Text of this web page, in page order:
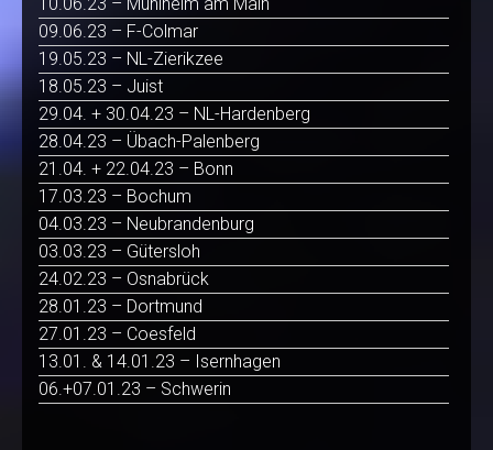
10.06.23 – Mühlheim am Main
09.06.23 – F-Colmar
19.05.23 – NL-Zierikzee
18.05.23 – Juist
29.04. + 30.04.23 – NL-Hardenberg
28.04.23 – Übach-Palenberg
21.04. + 22.04.23 – Bonn
17.03.23 – Bochum
04.03.23 – Neubrandenburg
03.03.23 – Gütersloh
24.02.23 – Osnabrück
28.01.23 – Dortmund
27.01.23 – Coesfeld
13.01. & 14.01.23 – Isernhagen
06.+07.01.23 – Schwerin